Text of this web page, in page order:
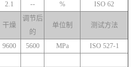
2.1 -- % ISO 62
干燥
调节后
的
单位制 测试方法
9600 5600 MPa
ISO 527-1